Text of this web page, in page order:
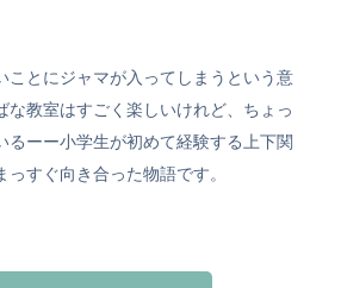
ことにジャマが入ってしまうという意
な教室はすごく楽しいけれど、ちょっ
るーー小学生が初めて経験する上下関
すぐ向き合った物語です。